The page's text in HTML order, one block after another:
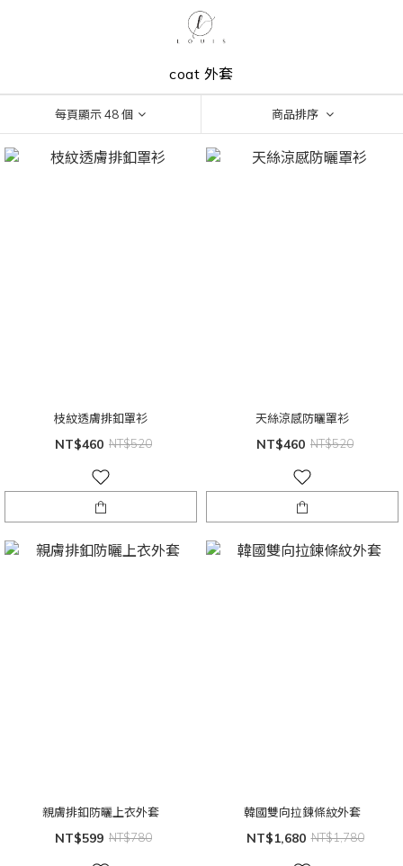
coat 外套
每頁顯示 48 個 商品排序
枝紋透膚排釦罩衫
NT$460 NT$520
天絲涼感防曬罩衫
NT$460 NT$520
親膚排釦防曬上衣外套
NT$599 NT$780
韓國雙向拉鍊條紋外套
NT$1,680 NT$1,780